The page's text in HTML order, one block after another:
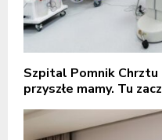
Szpital Pomnik
przyszłe mamy. Tu